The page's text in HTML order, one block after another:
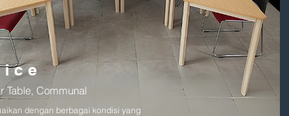
Table, Communal
dengan berbagai kondisi yang